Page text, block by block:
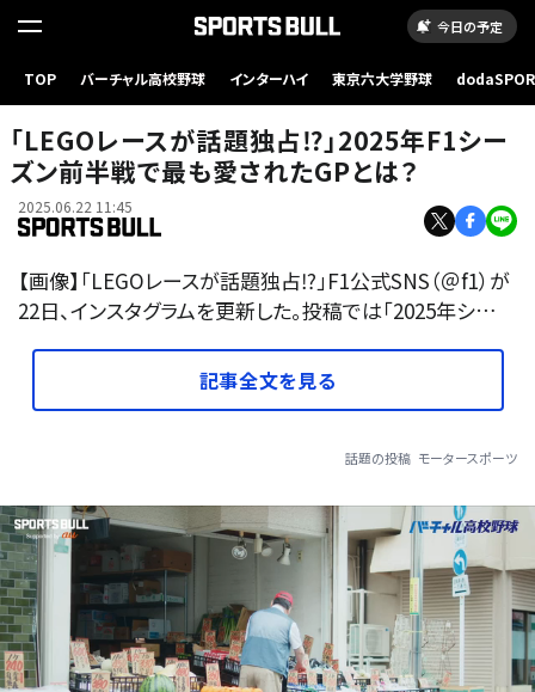
今日の予定
TOP バーチャル高校野球 インターハイ 東京六大学野球
「LEGOレースが話題独占⁉」2025年F1シー
ズン前半戦で最も愛されたGPとは？
2025.06.22 11:45
【画像】「LEGOレースが話題独占⁉」F1公式SNS（＠f1）が
22日、インスタグラムを更新した。投稿では「2025年シ…
記事全文を見る
話題の投稿 モータースポーツ